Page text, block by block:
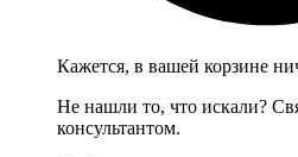
Кажется, в вашей корзине
Не нашли то, что искали?
консультантом.